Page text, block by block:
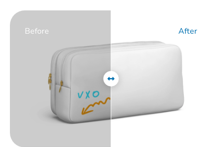
Before After